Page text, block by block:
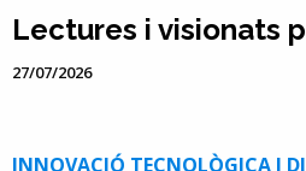
Lectures i visionats
27/07/2026
INNOVACIÓ TECNOLÒGICA I